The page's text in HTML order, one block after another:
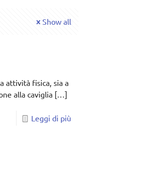
Show all
attività fisica, sia a
alla caviglia […]
Leggi di più